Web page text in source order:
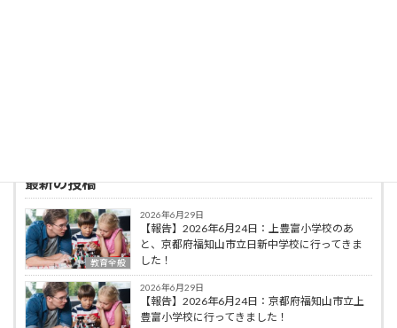
最新の投稿
教育全般
2026年6月29日
【報告】2026年6月24日：上豊富小学校のあ
と、京都府福知山市立日新中学校に行ってきま
した！
2026年6月29日
【報告】2026年6月24日：京都府福知山市立上
豊富小学校に行ってきました！